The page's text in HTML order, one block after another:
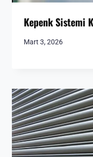
Kepenk Sistemi
Mart 3, 2026